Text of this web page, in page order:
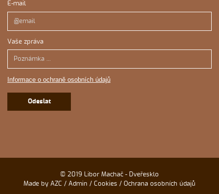
E-mail
Vaše zpráva
Informace o ochraně osobních údajů
Odeslat
© 2019 Libor Machač - Dveřesklo
Made by AZC / Admin / Cookies / Ochrana osobních údajů